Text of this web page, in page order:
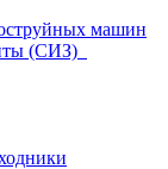
машин
(СИЗ)